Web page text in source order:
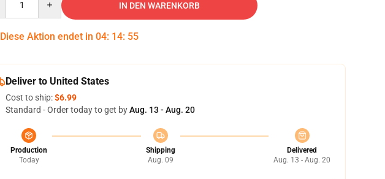
IN DEN WARENKORB
Diese Aktion endet in 04: 14: 54
Deliver to United States
Cost to ship:$6.99
Standard - Order today to get byAug. 13 - Aug. 20
Production
Today
Shipping
Aug. 09
Delivered
Aug. 13 - Aug. 20